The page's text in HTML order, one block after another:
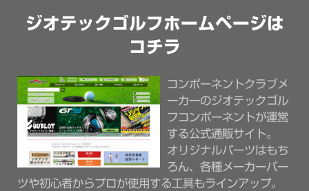
ジオテックゴルフホームページは
コチラ
コンポーネントクラブメ
ーカーのジオテックゴル
フコンポーネントが運営
する公式通販サイト。
オリジナルパーツはもち
ろん、各種メーカーパー
ツや初心者からプロが使用する工具もラインアップ。